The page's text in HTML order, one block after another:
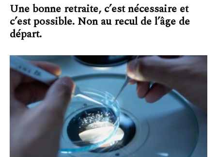
Une bonne retraite, c’est nécessaire et
c’est possible. Non au recul de l’âge de
départ.